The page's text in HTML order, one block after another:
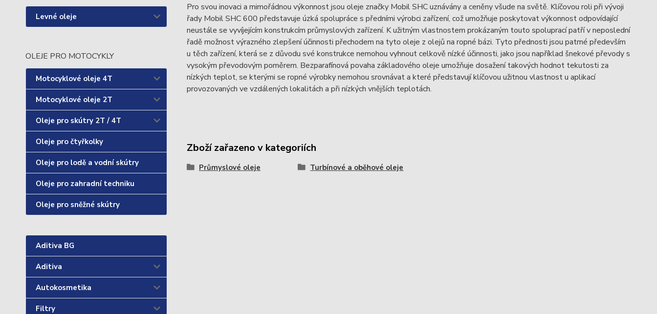
Levné oleje
OLEJE PRO MOTOCYKLY
Motocyklové oleje 4T
Motocyklové oleje 2T
Oleje pro skútry 2T / 4T
Oleje pro čtyřkolky
Oleje pro lodě a vodní skútry
Oleje pro zahradní techniku
Oleje pro sněžné skútry
Aditiva BG
Aditiva
Autokosmetika
Filtry
Pro svou inovaci a mimořádnou výkonnost jsou oleje značky Mobil SHC uznávány a ceněny všude na světě. Klíčovou roli při vývoji
řady Mobil SHC 600 představuje úzká spolupráce s předními výrobci zařízení, což umožňuje poskytovat výkonnost odpovídající
neustále se vyvíjejícím konstrukcím průmyslových zařízení. K užitným vlastnostem prokázaným touto spoluprací patří v neposlední
řadě možnost výrazného zlepšení účinnosti přechodem na tyto oleje z olejů na ropné bázi. Tyto přednosti jsou patrné především
u těch zařízení, která se z důvodu své konstrukce nemohou vyhnout celkově nízké účinnosti, jako jsou například šnekové převody s
vysokým převodovým poměrem. Bezparafínová povaha základového oleje umožňuje dosažení takových hodnot tekutosti za
nízkých teplot, se kterými se ropné výrobky nemohou srovnávat a které představují klíčovou užitnou vlastnost u aplikací
provozovaných ve vzdálených lokalitách a při nízkých vnějších teplotách.
Zboží zařazeno v kategoriích
Průmyslové oleje Turbínové a oběhové oleje